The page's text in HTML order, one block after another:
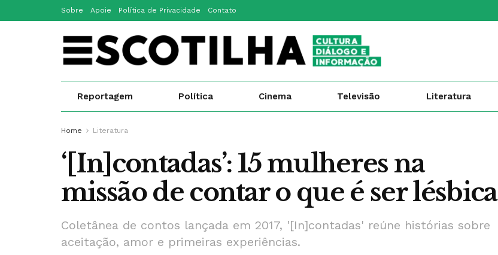
Sobre Apoie Política de Privacidade Contato
Reportagem Política Cinema Televisão Literatura
Home Literatura
‘[In]contadas’: 15 mulheres na
missão de contar o que é ser lésbica
Coletânea de contos lançada em 2017, '[In]contadas' reúne histórias sobre
aceitação, amor e primeiras experiências.